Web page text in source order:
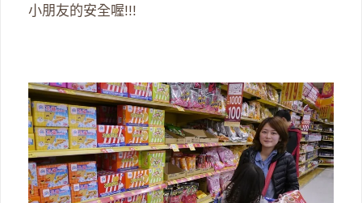
小朋友的安全喔!!!